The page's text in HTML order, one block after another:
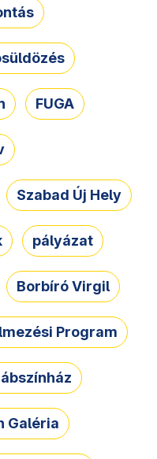
FUGA
Szabad Új Hely
pályázat
Borbíró Virgil
Program
Galéria